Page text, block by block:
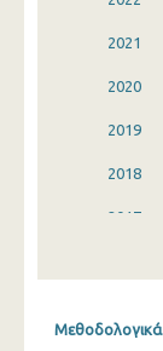
2021
2020
2019
2018
2017
Μεθοδολογικά